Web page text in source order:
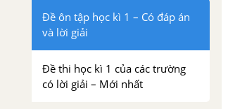
Đề ôn tập học kì 1 – Có đáp án
và lời giải
Đề thi học kì 1 của các trường
có lời giải – Mới nhất